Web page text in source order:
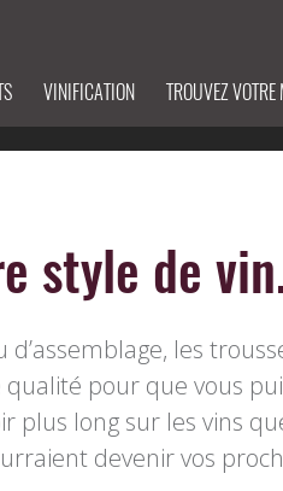
VINIFICATION TROUVEZ
style de
les
pour que vous
long sur les vins
devenir vos